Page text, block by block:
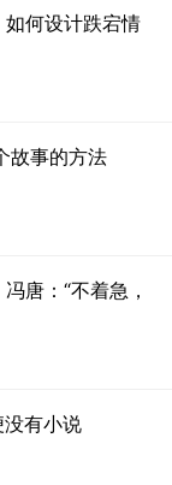
何设计跌宕情
故事的方法
唐：“不着急，
有小说